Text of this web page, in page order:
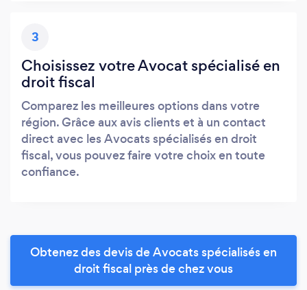
3
Choisissez votre Avocat spécialisé en
droit fiscal
Comparez les meilleures options dans votre
région. Grâce aux avis clients et à un contact
direct avec les Avocats spécialisés en droit
fiscal, vous pouvez faire votre choix en toute
confiance.
Obtenez des devis de Avocats spécialisés en
droit fiscal près de chez vous